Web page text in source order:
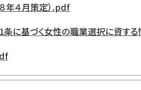
年４月策定）.pdf
基づく女性の職業選択に資する